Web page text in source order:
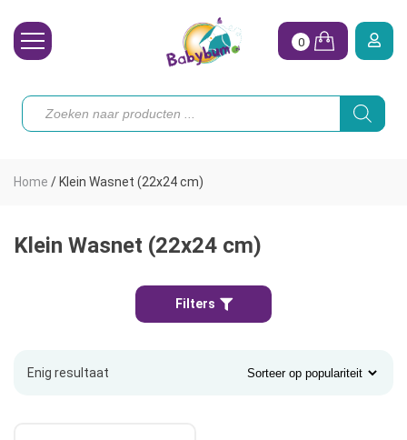
Toebehoren
Koopjes
0
Producten
zoeken
Home / Klein Wasnet (22x24 cm)
Klein Wasnet (22x24 cm)
Filters
Enig resultaat